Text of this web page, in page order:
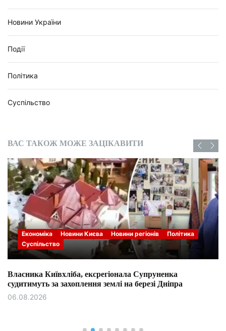
Новини України
Події
Політика
Суспільство
ВАС ТАКОЖ МОЖЕ ЗАЦІКАВИТИ
Економіка Новини Києва Новини регіонів
Політика
Суспільство
Власника Київхліба, ексрегіонала Супруненка
судитимуть за захоплення землі на березі Дніпра
06.08.2026